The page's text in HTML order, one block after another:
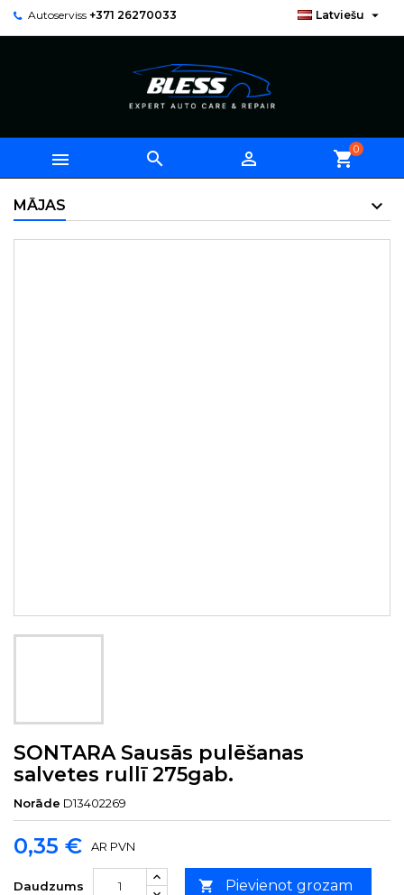
Autoserviss +371 26270033 Latviešu 
   shopping_cart0
MĀJAS
SONTARA Sausās pulēšanas
salvetes rullī 275gab.
Norāde D13402269
0,35 € AR PVN
Daudzums  Pievienot grozam